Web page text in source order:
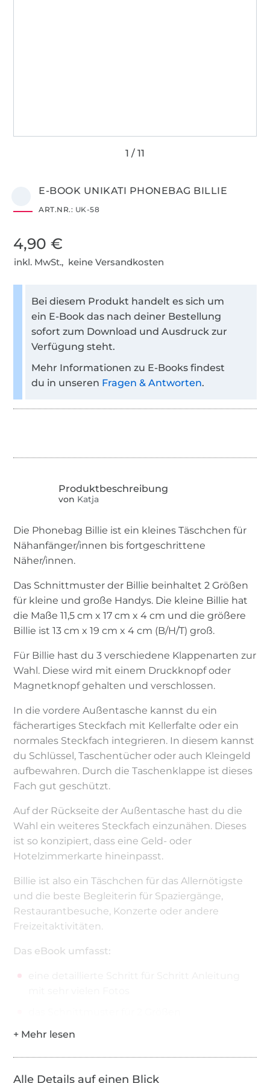
E-BOOK UNIKATI PHONEBAG BILLIE
ART.NR.: UK-58
4,90 €
inkl. MwSt., keine Versandkosten
Bei diesem Produkt handelt es sich um
ein E-Book das nach deiner Bestellung
sofort zum Download und Ausdruck zur
Verfügung steht.
Mehr Informationen zu E-Books findest
du in unseren Fragen & Antworten.
von Katja
Die Phonebag Billie ist ein kleines Täschchen für
Nähanfänger/innen bis fortgeschrittene
Näher/innen.
Das Schnittmuster der Billie beinhaltet 2 Größen
für kleine und große Handys. Die kleine Billie hat
die Maße 11,5 cm x 17 cm x 4 cm und die größere
Billie ist 13 cm x 19 cm x 4 cm (B/H/T) groß.
Für Billie hast du 3 verschiedene Klappenarten zur
Wahl. Diese wird mit einem Druckknopf oder
Magnetknopf gehalten und verschlossen.
In die vordere Außentasche kannst du ein
fächerartiges Steckfach mit Kellerfalte oder ein
normales Steckfach integrieren. In diesem kannst
du Schlüssel, Taschentücher oder auch Kleingeld
aufbewahren. Durch die Taschenklappe ist dieses
Fach gut geschützt.
Auf der Rückseite der Außentasche hast du die
Wahl ein weiteres Steckfach einzunähen. Dieses
ist so konzipiert, dass eine Geld- oder
Hotelzimmerkarte hineinpasst.
Billie ist also ein Täschchen für das Allernötigste
und die beste Begleiterin für Spaziergänge,
Restaurantbesuche, Konzerte oder andere
Freizeitaktivitäten.
Das eBook umfasst:
LookBook
Das brauchst Du an Material:
Alle Details auf einen Blick